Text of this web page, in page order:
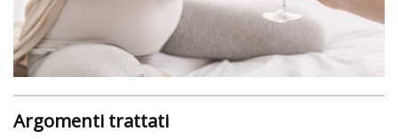
Argomenti trattati